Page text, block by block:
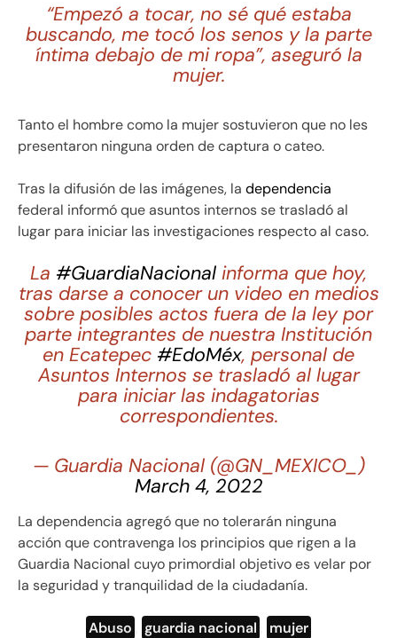
“Empezó a tocar, no sé qué estaba
buscando, me tocó los senos y la parte
íntima debajo de mi ropa”, aseguró la
mujer.
Tanto el hombre como la mujer sostuvieron que no les
presentaron ninguna orden de captura o cateo.
Tras la difusión de las imágenes, la dependencia
federal informó que asuntos internos se trasladó al
lugar para iniciar las investigaciones respecto al caso.
La #GuardiaNacional informa que hoy,
tras darse a conocer un video en medios
sobre posibles actos fuera de la ley por
parte integrantes de nuestra Institución
en Ecatepec #EdoMéx, personal de
Asuntos Internos se trasladó al lugar
para iniciar las indagatorias
correspondientes.
— Guardia Nacional (@GN_MEXICO_)
March 4, 2022
La dependencia agregó que no tolerarán ninguna
acción que contravenga los principios que rigen a la
Guardia Nacional cuyo primordial objetivo es velar por
la seguridad y tranquilidad de la ciudadanía.
Abuso guardia nacional mujer